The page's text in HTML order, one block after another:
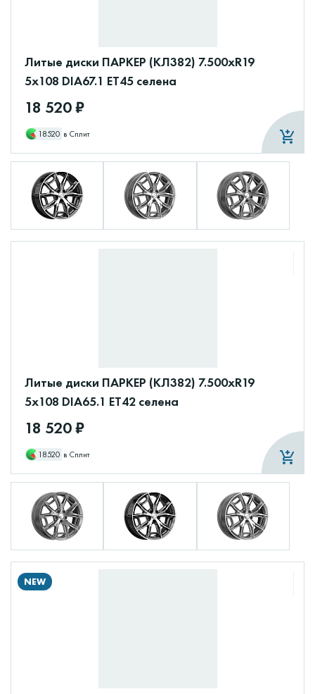
Литые диски ПАРКЕР (КЛ382) 7.500xR19
5x108 DIA67.1 ET45 селена
18 520 ₽
18520 в Сплит
Литые диски ПАРКЕР (КЛ382) 7.500xR19
5x108 DIA65.1 ET42 селена
18 520 ₽
18520 в Сплит
NEW